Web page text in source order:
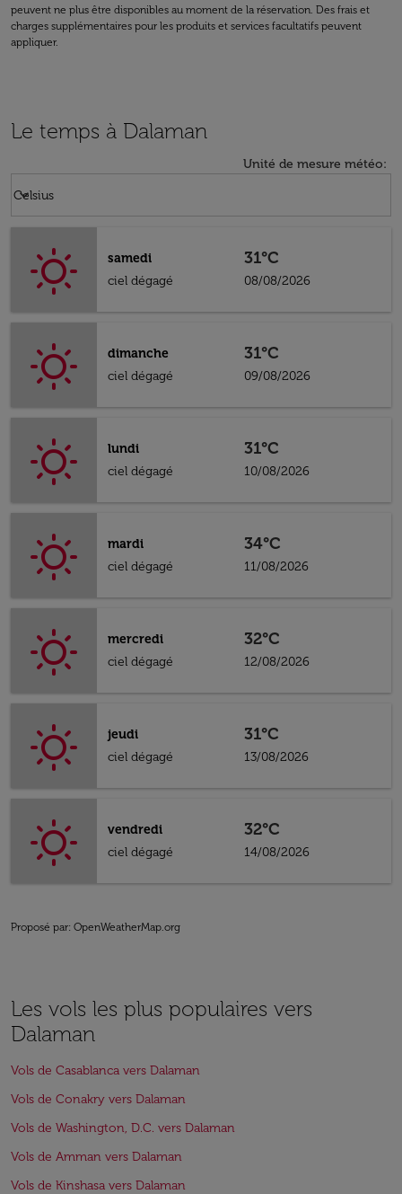
peuvent ne plus être disponibles au moment de la réservation. Des frais et
charges supplémentaires pour les produits et services facultatifs peuvent
appliquer.
Le temps à Dalaman
Unité de mesure météo:
Celsius
keyboard_arrow_down
samedi
ciel dégagé
31°C
08/08/2026
dimanche
ciel dégagé
31°C
09/08/2026
lundi
ciel dégagé
31°C
10/08/2026
mardi
ciel dégagé
34°C
11/08/2026
mercredi
ciel dégagé
32°C
12/08/2026
jeudi
ciel dégagé
31°C
13/08/2026
vendredi
ciel dégagé
32°C
14/08/2026
Proposé par: OpenWeatherMap.org
Les vols les plus populaires vers
Dalaman
Vols de Casablanca vers Dalaman
Vols de Conakry vers Dalaman
Vols de Washington, D.C. vers Dalaman
Vols de Amman vers Dalaman
Vols de Kinshasa vers Dalaman